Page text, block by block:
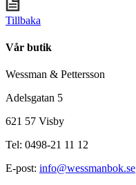
Tillbaka
Vår butik
Wessman & Pettersson
Adelsgatan 5
621 57 Visby
Tel: 0498-21 11 12
E-post: info@wessmanbok.se